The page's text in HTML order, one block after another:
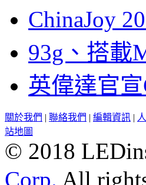
ChinaJoy
93g、搭載
英偉達官
關於我們 | 聯絡我們 | 編輯資訊 |
站地圖
© 2018
Corp. All